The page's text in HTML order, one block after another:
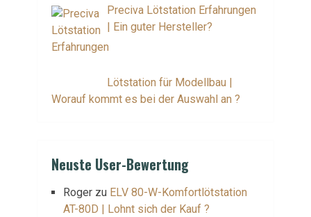
Preciva Lötstation Erfahrungen
| Ein guter Hersteller?
Lötstation für Modellbau |
Worauf kommt es bei der Auswahl an ?
Neuste User-Bewertung
Rogerzu ELV 80-W-Komfortlötstation
AT-80D | Lohnt sich der Kauf ?